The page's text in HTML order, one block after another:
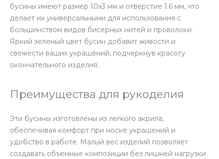
бусины имеют размер 10х3 мм и отверстие 1.6 мм, что
делает их универсальными для использования с
большинством видов бисерных нитей и проволоки.
Яркий зеленый цвет бусин добавит живости и
свежести ваших украшений, подчеркнув красоту
окончательного изделия.
Преимущества для рукоделия
Эти бусины изготовлены из легкого акрила,
обеспечивая комфорт при носке украшений и
удобство в работе. Малый вес изделий позволяет
создавать объемные композиции без лишней нагрузки